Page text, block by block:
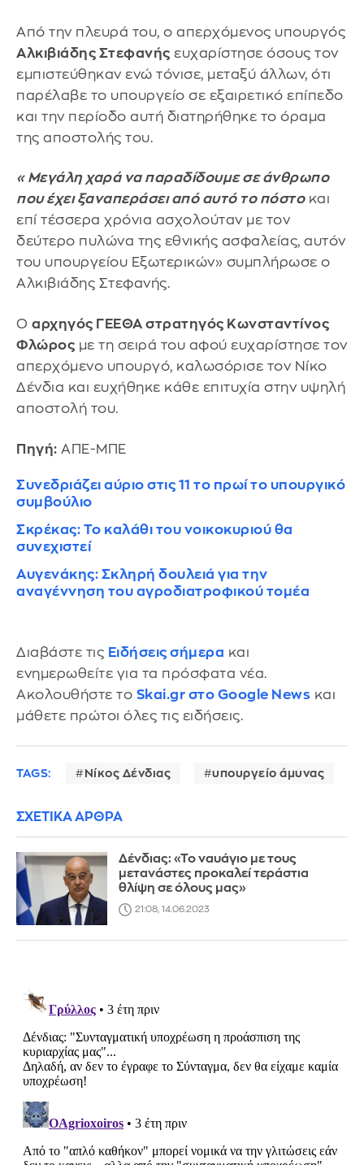
Από την πλευρά του, ο απερχόμενος υπουργός
Αλκιβιάδης Στεφανής ευχαρίστησε όσους τον
εμπιστεύθηκαν ενώ τόνισε, μεταξύ άλλων, ότι
παρέλαβε το υπουργείο σε εξαιρετικό επίπεδο
και την περίοδο αυτή διατηρήθηκε το όραμα
της αποστολής του.
«Μεγάλη χαρά να παραδίδουμε σε άνθρωπο
που έχει ξαναπεράσει από αυτό το πόστοκαι
επί τέσσερα χρόνια ασχολούταν με τον
δεύτερο πυλώνα της εθνικής ασφαλείας, αυτόν
του υπουργείου Εξωτερικών» συμπλήρωσε ο
Αλκιβιάδης Στεφανής.
Ο αρχηγός ΓΕΕΘΑ στρατηγός Κωνσταντίνος
Φλώρος με τη σειρά του αφού ευχαρίστησε τον
απερχόμενο υπουργό, καλωσόρισε τον Νίκο
Δένδια και ευχήθηκε κάθε επιτυχία στην υψηλή
αποστολή του.
Πηγή: ΑΠΕ-ΜΠΕ
Συνεδριάζει αύριο στις 11 το πρωί το υπουργικό
συμβούλιο
Σκρέκας: Το καλάθι του νοικοκυριού θα
συνεχιστεί
Αυγενάκης: Σκληρή δουλειά για την
αναγέννηση του αγροδιατροφικού τομέα
Διαβάστε τις Ειδήσεις σήμερα και
ενημερωθείτε για τα πρόσφατα νέα.
Ακολουθήστε το Skai.gr στο Google News και
μάθετε πρώτοι όλες τις ειδήσεις.
TAGS: Νίκος Δένδιας υπουργείο άμυνας
ΣΧΕΤΙΚΑ ΑΡΘΡΑ
Δένδιας: «Το ναυάγιο με τους
μετανάστες προκαλεί τεράστια
θλίψη σε όλους μας»
21:08, 14.06.2023